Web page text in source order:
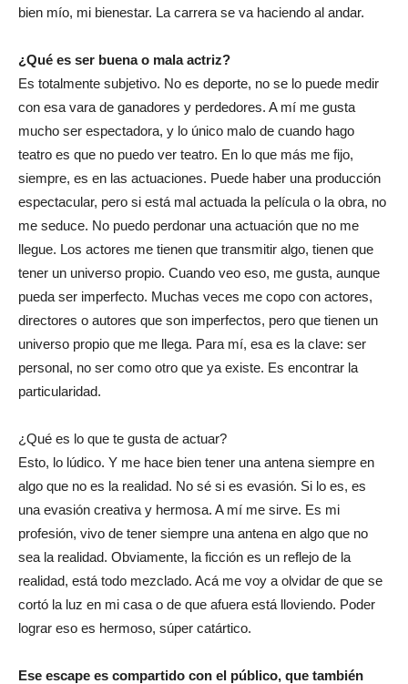
bien mío, mi bienestar. La carrera se va haciendo al andar.
¿Qué es ser buena o mala actriz?
Es totalmente subjetivo. No es deporte, no se lo puede medir
con esa vara de ganadores y perdedores. A mí me gusta
mucho ser espectadora, y lo único malo de cuando hago
teatro es que no puedo ver teatro. En lo que más me fijo,
siempre, es en las actuaciones. Puede haber una producción
espectacular, pero si está mal actuada la película o la obra, no
me seduce. No puedo perdonar una actuación que no me
llegue. Los actores me tienen que transmitir algo, tienen que
tener un universo propio. Cuando veo eso, me gusta, aunque
pueda ser imperfecto. Muchas veces me copo con actores,
directores o autores que son imperfectos, pero que tienen un
universo propio que me llega. Para mí, esa es la clave: ser
personal, no ser como otro que ya existe. Es encontrar la
particularidad.
¿Qué es lo que te gusta de actuar?
Esto, lo lúdico. Y me hace bien tener una antena siempre en
algo que no es la realidad. No sé si es evasión. Si lo es, es
una evasión creativa y hermosa. A mí me sirve. Es mi
profesión, vivo de tener siempre una antena en algo que no
sea la realidad. Obviamente, la ficción es un reflejo de la
realidad, está todo mezclado. Acá me voy a olvidar de que se
cortó la luz en mi casa o de que afuera está lloviendo. Poder
lograr eso es hermoso, súper catártico.
Ese escape es compartido con el público, que también